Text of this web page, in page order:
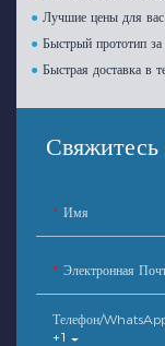
●Лучшие цены для вас
●Быстрый прототип
●Быстрая доставка в
Имя
Электронная
+1
Телефон/